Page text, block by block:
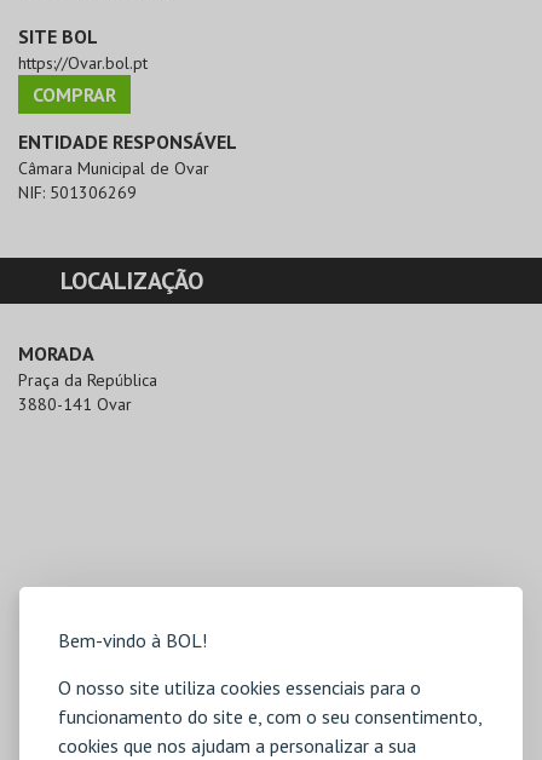
Bem-vindo à BOL!
O nosso site utiliza cookies essenciais para o
funcionamento do site e, com o seu consentimento,
cookies que nos ajudam a personalizar a sua
SITE BOL
https://Ovar.bol.pt
COMPRAR
ENTIDADE RESPONSÁVEL
Câmara Municipal de Ovar
NIF: 501306269
LOCALIZAÇÃO
MORADA
Praça da República
3880-141 Ovar